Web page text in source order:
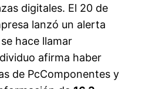
digitales. El 20 de
lanzó un alerta
hace llamar
afirma haber
de PcComponentes y